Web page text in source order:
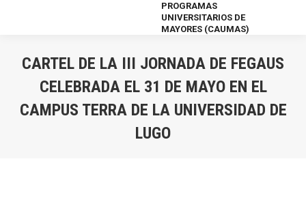
PROGRAMAS
UNIVERSITARIOS DE
MAYORES (CAUMAS)
CARTEL DE LA III JORNADA DE FEGAUS
CELEBRADA EL 31 DE MAYO EN EL
CAMPUS TERRA DE LA UNIVERSIDAD DE
LUGO